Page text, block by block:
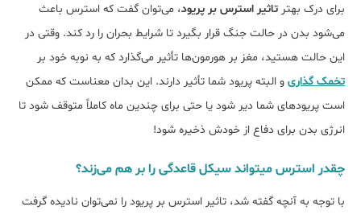
برای درک بهتر تاثیر استرس بر پریود، می‌توان گفت که استرس باعث
می‌شود بدن در حالت جنگ قرار بگیرد تا شرایط بحران را رد کند. وقتی در
این حالت هستید، مغز بر هورمون‌ها تأثیر می‌گذارد که به نوبه خود بر
تخمک گذاری و البته پریود شما تأثیر دارند. این بدان معناست که ممکن
است پریودهای شما دیر شود یا حتی برای چندین ماه کاملاً متوقف شود تا
انرژی بدن برای دفاع از خودش ذخیره شود!
چقدر استرس می‎تواند سیکل قاعدگی را بر هم می‌زند؟
با توجه به آنچه گفته شد، تاثیر استرس بر پریود را نمی‌توان نادیده گرفت